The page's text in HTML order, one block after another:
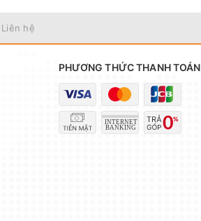
hệ
PHƯƠNG THỨC THANH TOÁN